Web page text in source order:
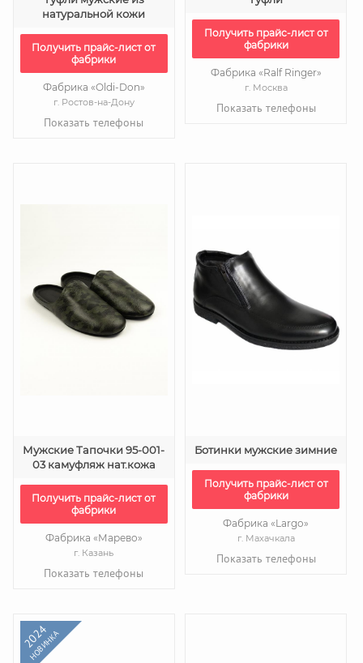
натуральной кожи
Получить прайс-лист от
фабрики
Фабрика «Oldi-Don»
г. Ростов-на-Дону
Показать телефоны
Получить прайс-лист от
фабрики
Фабрика «Ralf Ringer»
г. Москва
Показать телефоны
Мужские Тапочки 95-001-
03 камуфляж нат.кожа
Получить прайс-лист от
фабрики
Фабрика «Марево»
г. Казань
Показать телефоны
Ботинки мужские зимние
Получить прайс-лист от
фабрики
Фабрика «Largo»
г. Махачкала
Показать телефоны
2024
НОВИНКА